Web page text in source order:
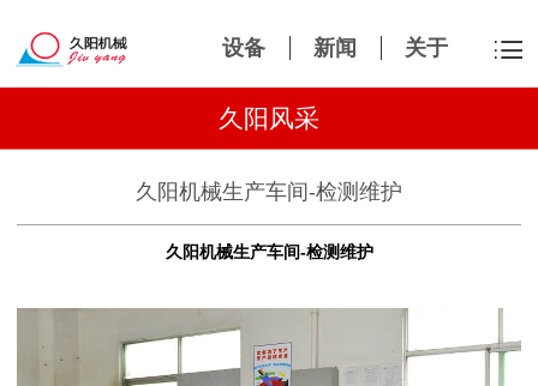
设备 新闻 关于
久阳风采
久阳机械生产车间-检测维护
久阳机械生产车间-检测维护